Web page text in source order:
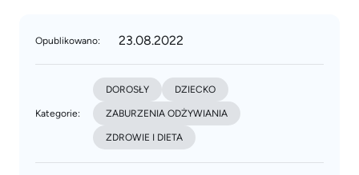
Opublikowano: 23.08.2022
Kategorie:
DOROSŁY DZIECKO
ZABURZENIA ODŻYWIANIA
ZDROWIE I DIETA